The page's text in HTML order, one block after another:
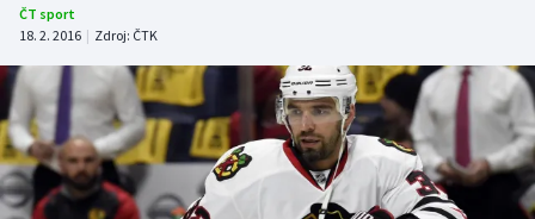
Atletika
Cyklistika
DALŠÍ SPORTY
Americký fotbal
NEPŘEHLÉDNĚTE
ČT sport
18. 2. 2016 | Zdroj: ČTK